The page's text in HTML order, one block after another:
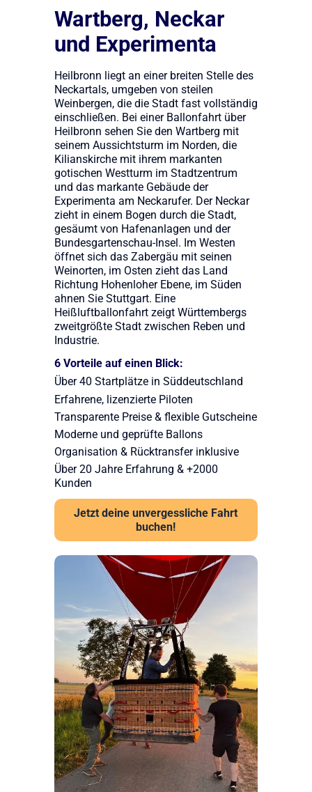
Wartberg, Neckar
und Experimenta
Heilbronn liegt an einer breiten Stelle des
Neckartals, umgeben von steilen
Weinbergen, die die Stadt fast vollständig
einschließen. Bei einer Ballonfahrt über
Heilbronn sehen Sie den Wartberg mit
seinem Aussichtsturm im Norden, die
Kilianskirche mit ihrem markanten
gotischen Westturm im Stadtzentrum
und das markante Gebäude der
Experimenta am Neckarufer. Der Neckar
zieht in einem Bogen durch die Stadt,
gesäumt von Hafenanlagen und der
Bundesgartenschau-Insel. Im Westen
öffnet sich das Zabergäu mit seinen
Weinorten, im Osten zieht das Land
Richtung Hohenloher Ebene, im Süden
ahnen Sie Stuttgart. Eine
Heißluftballonfahrt zeigt Württembergs
zweitgrößte Stadt zwischen Reben und
Industrie.
6 Vorteile auf einen Blick:
Über 40 Startplätze in Süddeutschland
Erfahrene, lizenzierte Piloten
Transparente Preise & flexible Gutscheine
Moderne und geprüfte Ballons
Organisation & Rücktransfer inklusive
Über 20 Jahre Erfahrung & +2000
Kunden
Jetzt deine unvergessliche Fahrt
buchen!